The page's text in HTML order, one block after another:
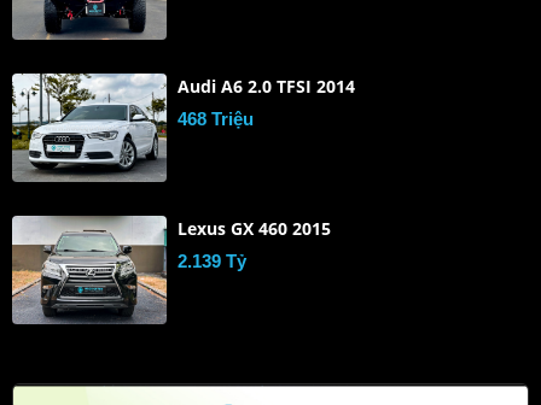
Audi A6 2.0 TFSI 2014
468 Triệu
Lexus GX 460 2015
2.139 Tỷ